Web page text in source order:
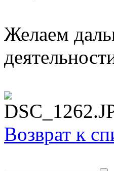
Желаем
Возврат к